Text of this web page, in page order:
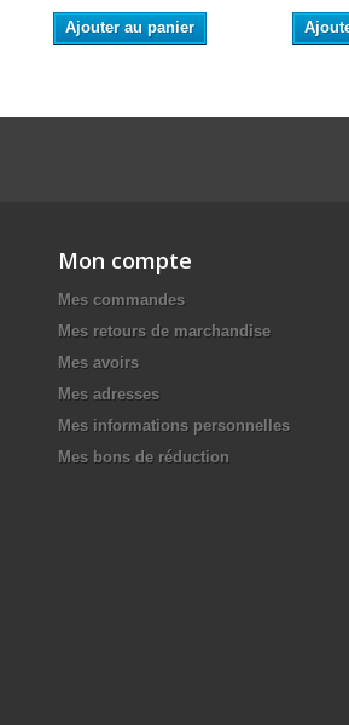
Ajouter au panier
Mon compte
Mes commandes
Mes retours de marchandise
Mes avoirs
Mes adresses
Mes informations personnelles
Mes bons de réduction